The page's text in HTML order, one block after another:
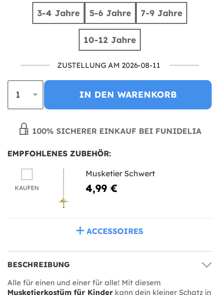
3-4 Jahre 5-6 Jahre 7-9 Jahre
10-12 Jahre
ZUSTELLUNG AM 2026-08-11
IN DEN WARENKORB
100% SICHERER EINKAUF BEI FUNIDELIA
EMPFOHLENES ZUBEHÖR:
KAUFEN
Musketier Schwert
4,99 €
ACCESSOIRES
BESCHREIBUNG
Alle für einen und einer für alle! Mit diesem
Musketierkostüm für Kinder kann dein kleiner Schatz in